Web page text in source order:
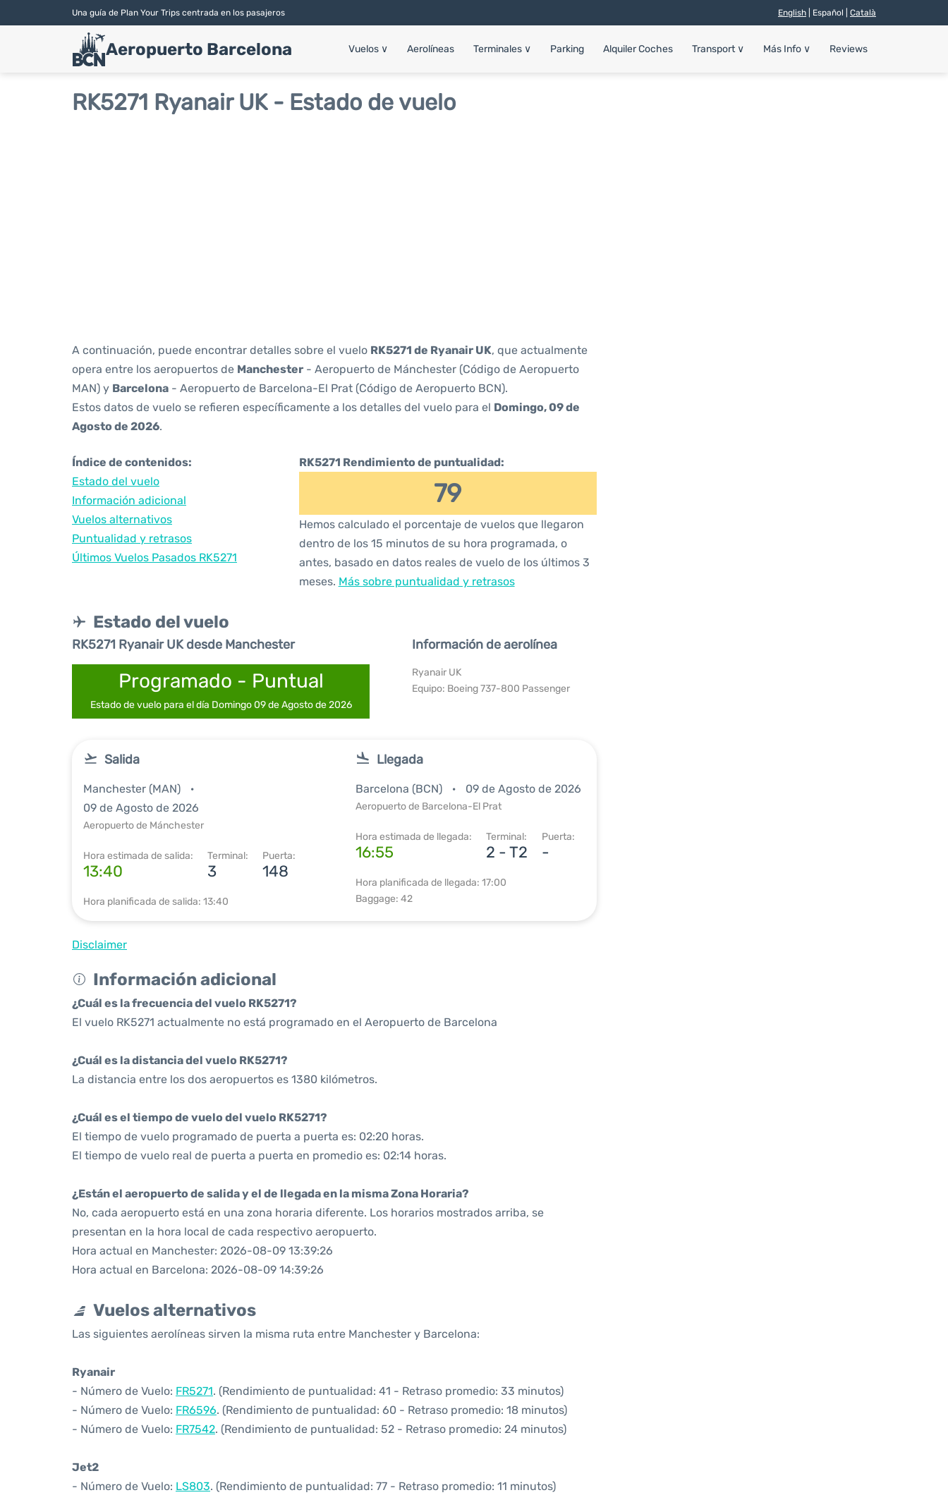
Una guía de Plan Your Trips centrada en los pasajeros English | Español | Català
Aeropuerto Barcelona Vuelos ∨ Aerolíneas Terminales ∨ Parking Alquiler Coches Transport ∨ Más Info ∨ Reviews
RK5271 Ryanair UK - Estado de vuelo
A continuación, puede encontrar detalles sobre el vuelo RK5271 de Ryanair UK, que actualmente
opera entre los aeropuertos de Manchester - Aeropuerto de Mánchester (Código de Aeropuerto
MAN) y Barcelona - Aeropuerto de Barcelona-El Prat (Código de Aeropuerto BCN).
Estos datos de vuelo se refieren específicamente a los detalles del vuelo para el Domingo, 09 de
Agosto de 2026.
Índice de contenidos:
Estado del vuelo
Información adicional
Vuelos alternativos
Puntualidad y retrasos
Últimos Vuelos Pasados RK5271
RK5271 Rendimiento de puntualidad:
79
Hemos calculado el porcentaje de vuelos que llegaron
dentro de los 15 minutos de su hora programada, o
antes, basado en datos reales de vuelo de los últimos 3
meses. Más sobre puntualidad y retrasos
Estado del vuelo
RK5271 Ryanair UK desde Manchester
Programado - Puntual
Estado de vuelo para el día Domingo 09 de Agosto de 2026
Información de aerolínea
Ryanair UK
Equipo: Boeing 737-800 Passenger
Salida
Manchester (MAN)
09 de Agosto de 2026
Aeropuerto de Mánchester
Hora estimada de salida:
13:40
Terminal:
3
Puerta:
148
Hora planificada de salida: 13:40
Llegada
Barcelona (BCN) 09 de Agosto de 2026
Aeropuerto de Barcelona-El Prat
Hora estimada de llegada:
16:55
Terminal:
2 - T2
Puerta:
-
Hora planificada de llegada: 17:00
Baggage: 42
Disclaimer
Información adicional
¿Cuál es la frecuencia del vuelo RK5271?
El vuelo RK5271 actualmente no está programado en el Aeropuerto de Barcelona
¿Cuál es la distancia del vuelo RK5271?
La distancia entre los dos aeropuertos es 1380 kilómetros.
¿Cuál es el tiempo de vuelo del vuelo RK5271?
El tiempo de vuelo programado de puerta a puerta es: 02:20 horas.
El tiempo de vuelo real de puerta a puerta en promedio es: 02:14 horas.
¿Están el aeropuerto de salida y el de llegada en la misma Zona Horaria?
No, cada aeropuerto está en una zona horaria diferente. Los horarios mostrados arriba, se
presentan en la hora local de cada respectivo aeropuerto.
Hora actual en Manchester: 2026-08-09 13:39:26
Hora actual en Barcelona: 2026-08-09 14:39:26
Vuelos alternativos
Las siguientes aerolíneas sirven la misma ruta entre Manchester y Barcelona:
Ryanair
- Número de Vuelo: FR5271. (Rendimiento de puntualidad: 41 - Retraso promedio: 33 minutos)
- Número de Vuelo: FR6596. (Rendimiento de puntualidad: 60 - Retraso promedio: 18 minutos)
- Número de Vuelo: FR7542. (Rendimiento de puntualidad: 52 - Retraso promedio: 24 minutos)
Jet2
- Número de Vuelo: LS803. (Rendimiento de puntualidad: 77 - Retraso promedio: 11 minutos)